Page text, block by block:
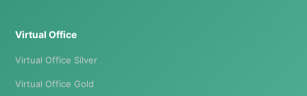
Virtual Office
Virtual Office Silver
Virtual Office Gold